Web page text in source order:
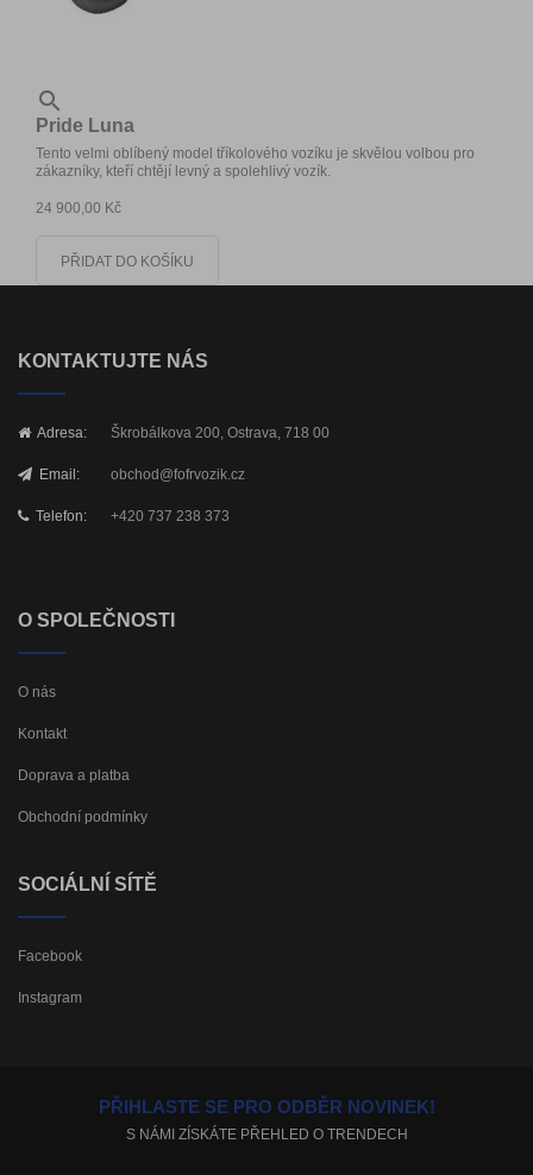

Pride Luna
Tento velmi oblíbený model tříkolového vozíku je skvělou volbou pro
zákazníky, kteří chtějí levný a spolehlivý vozík.
24 900,00 Kč
PŘIDAT DO KOŠÍKU
KONTAKTUJTE NÁS
Adresa: Škrobálkova 200, Ostrava, 718 00
Email: obchod@fofrvozik.cz
Telefon: +420 737 238 373
O SPOLEČNOSTI
O nás
Kontakt
Doprava a platba
Obchodní podmínky
SOCIÁLNÍ SÍTĚ
Facebook
Instagram
PŘIHLASTE SE PRO ODBĚR NOVINEK!
S NÁMI ZÍSKÁTE PŘEHLED O TRENDECH